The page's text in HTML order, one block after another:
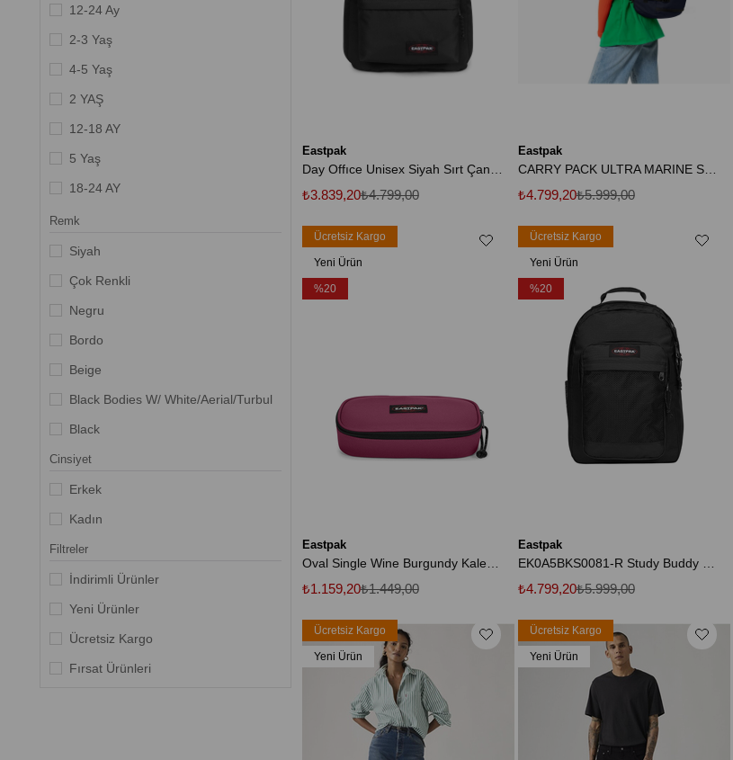
Indigo
Siyah/Yeşil
Siyah/Sarı
12-24 Ay
2-3 Yaş
4-5 Yaş
2 YAŞ
12-18 AY
5 Yaş
18-24 AY
3 Yaş
6-12 Ay
14-15 Yaş
6-7 Yaş
70
U
Remk
Siyah
Çok Renkli
Negru
Bordo
Beige
Black Bodies W/ White/Aerial/Turbul
Black
Cinsiyet
Erkek
Kadın
Filtreler
İndirimli Ürünler
Yeni Ürünler
Ücretsiz Kargo
Fırsat Ürünleri
Eastpak
₺3.839,20₺4.799,00
Eastpak
CARRY PACK ULTRA MARINE SEYAHAT ÇANTASI
₺4.799,20₺5.999,00
Eastpak
₺1.159,20₺1.449,00
Ücretsiz Kargo
Yeni Ürün
%20
Eastpak
₺4.799,20₺5.999,00
Ücretsiz Kargo
Yeni Ürün
%20
Ücretsiz Kargo
Yeni Ürün
Ücretsiz Kargo
Yeni Ürün